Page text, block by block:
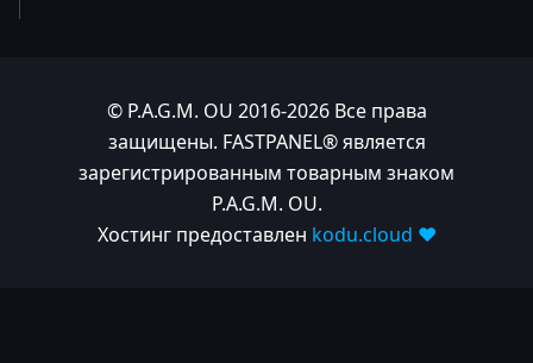
© P.A.G.M. OU 2016-2026 Все права
защищены. FASTPANEL® является
зарегистрированным товарным знаком
P.A.G.M. OU.
Хостинг предоставлен kodu.cloud ❤️